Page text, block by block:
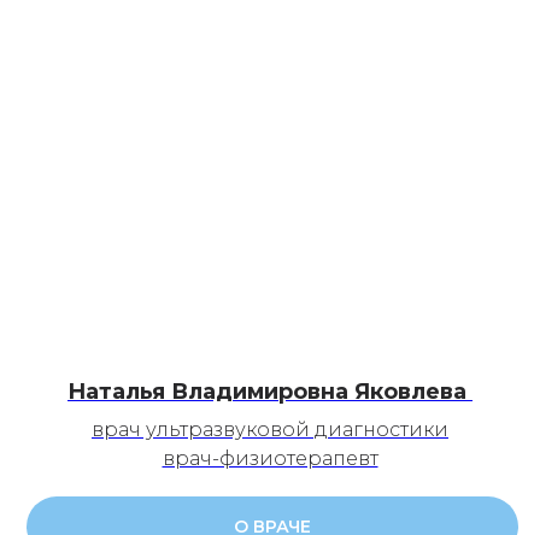
Наталья Владимировна Яковлева
врач ультразвуковой диагностики
врач-физиотерапевт
О ВРАЧЕ